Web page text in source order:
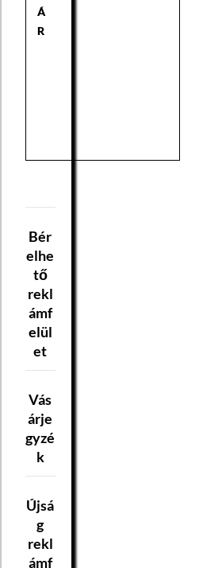
Á
R
Bér
elhe
tő
rekl
ámf
elül
et
Vás
árje
gyzé
k
Újsá
g
rekl
ámf